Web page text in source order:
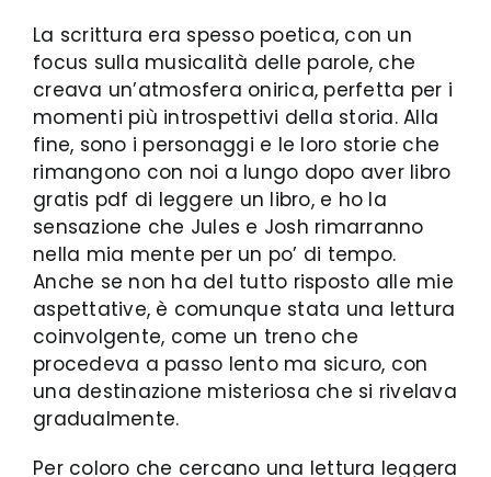
La scrittura era spesso poetica, con un
focus sulla musicalità delle parole, che
creava un’atmosfera onirica, perfetta per i
momenti più introspettivi della storia. Alla
fine, sono i personaggi e le loro storie che
rimangono con noi a lungo dopo aver libro
gratis pdf di leggere un libro, e ho la
sensazione che Jules e Josh rimarranno
nella mia mente per un po’ di tempo.
Anche se non ha del tutto risposto alle mie
aspettative, è comunque stata una lettura
coinvolgente, come un treno che
procedeva a passo lento ma sicuro, con
una destinazione misteriosa che si rivelava
gradualmente.
Per coloro che cercano una lettura leggera